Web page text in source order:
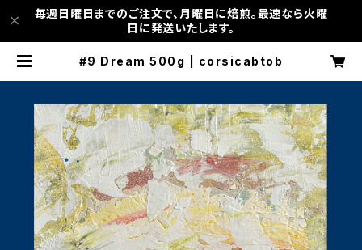
毎週日曜日までのご注文で、月曜日に焙煎。最速なら火曜
日に発送いたします。
#9 Dream 500g | corsicabtob